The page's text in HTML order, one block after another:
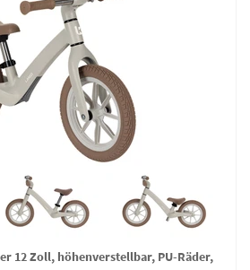
12 Zoll, höhenverstellbar, PU-Räder,